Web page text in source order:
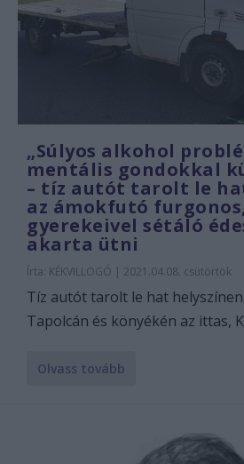
„Súlyos alkohol
mentális gondokkal
– tíz autót tarolt le
az ámokfutó
gyerekeivel sétáló
akarta ütni
Írta: KÉKVILLOGÓ | 2021.04.08. csütörtök
Tíz autót tarolt le hat
Tapolcán és könyékén az ittas,
Olvass tovább